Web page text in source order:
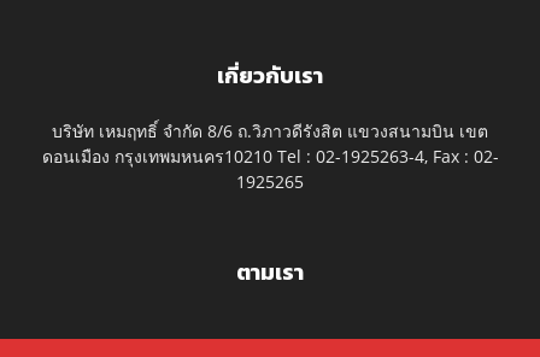
เกี่ยวกับเรา
บริษัท เหมฤทธิ์ จำกัด 8/6 ถ.วิภาวดีรังสิต แขวงสนามบิน เขต
ดอนเมือง กรุงเทพมหนคร10210 Tel : 02-1925263-4, Fax : 02-
1925265
ตามเรา